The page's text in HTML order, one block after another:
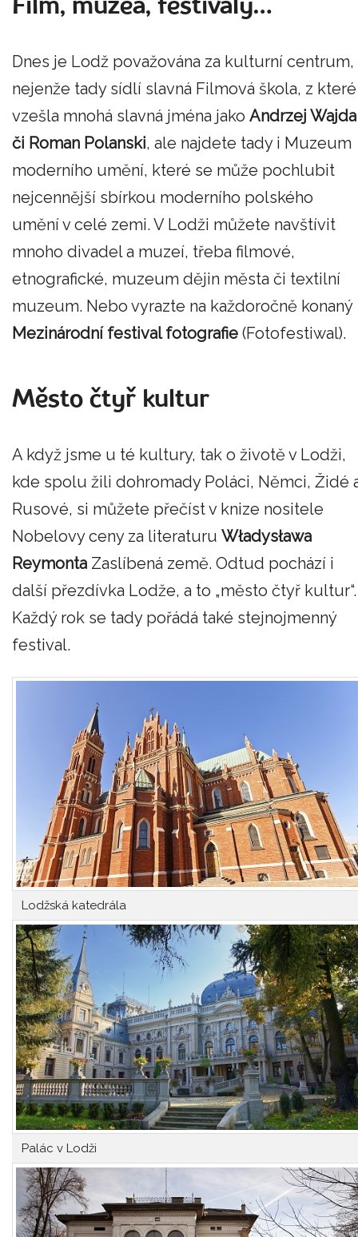
Film, muzea, festivaly…
Dnes je Lodž považována za kulturní centrum,
nejenže tady sídlí slavná Filmová škola, z které
vzešla mnohá slavná jména jako Andrzej Wajda
či Roman Polanski, ale najdete tady i Muzeum
moderního umění, které se může pochlubit
nejcennější sbírkou moderního polského
umění v celé zemi. V Lodži můžete navštívit
mnoho divadel a muzeí, třeba filmové,
etnografické, muzeum dějin města či textilní
muzeum. Nebo vyrazte na každoročně konaný
Mezinárodní festival fotografie (Fotofestiwal).
Město čtyř kultur
A když jsme u té kultury, tak o životě v Lodži,
kde spolu žili dohromady Poláci, Němci, Židé
Rusové, si můžete přečíst v knize nositele
Nobelovy ceny za literaturu Władysława
Reymonta Zaslíbená země. Odtud pochází i
další přezdívka Lodže, a to „město čtyř kultur“.
Každý rok se tady pořádá také stejnojmenný
festival.
Lodžská katedrála
Palác v Lodži